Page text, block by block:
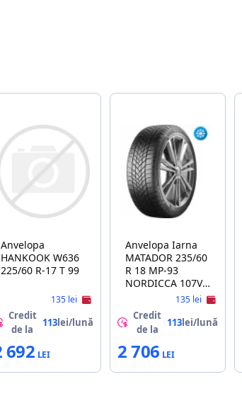
Anvelopa
HANKOOK W636
225/60 R-17 T 99
135 lei
Credit
de la
113lei/lună
692
Anvelopa Iarna
MATADOR 235/60
R 18 MP-93
NORDICCA 107V
135 lei
Credit
de la
113lei/lună
2 706